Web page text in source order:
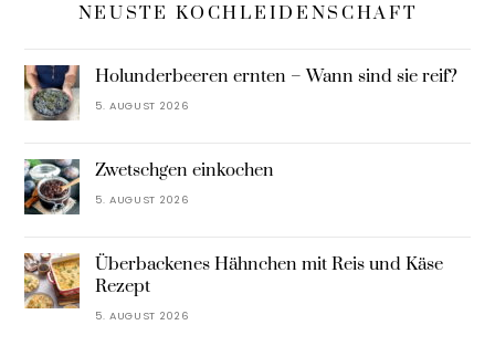
NEUSTE KOCHLEIDENSCHAFT
Holunderbeeren ernten – Wann sind sie reif?
5. AUGUST 2026
Zwetschgen einkochen
5. AUGUST 2026
Überbackenes Hähnchen mit Reis und Käse
Rezept
5. AUGUST 2026